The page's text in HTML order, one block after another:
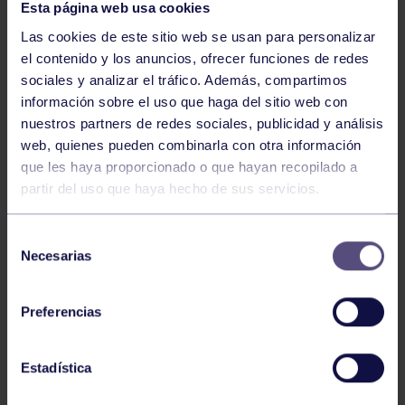
Esta página web usa cookies
Las cookies de este sitio web se usan para personalizar
el contenido y los anuncios, ofrecer funciones de redes
sociales y analizar el tráfico. Además, compartimos
información sobre el uso que haga del sitio web con
nuestros partners de redes sociales, publicidad y análisis
web, quienes pueden combinarla con otra información
que les haya proporcionado o que hayan recopilado a
partir del uso que haya hecho de sus servicios.
Necesarias
Preferencias
Estadística
Bolos 03 Ago 2026
GIANIRA REVALIDA TÍTULO Y DAVID
AVANZA